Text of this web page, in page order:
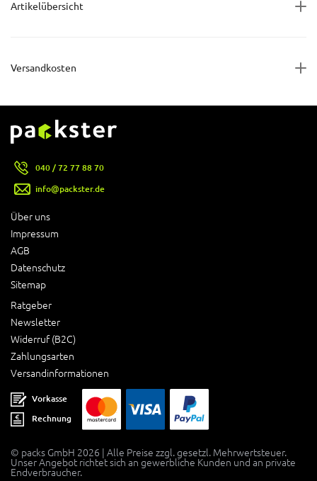
Artikelübersicht
Versandkosten
Über uns
Impressum
AGB
Datenschutz
Sitemap
Ratgeber
Newsletter
Widerruf (B2C)
Zahlungsarten
Versandinformationen
040 / 72 77 88 70
info@packster.de
Vorkasse
Rechnung
© packs GmbH 2026 | Alle Preise zzgl. gesetzl. Mehrwertsteuer.
Unser Angebot richtet sich an gewerbliche Kunden und an private
Endverbraucher.